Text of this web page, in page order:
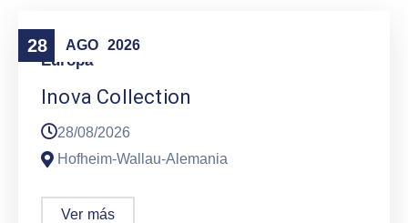
28 AGO 2026
Europa
Inova Collection
28/08/2026
Hofheim-Wallau-Alemania
Ver más